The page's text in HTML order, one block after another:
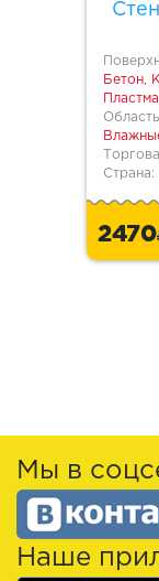
Бетон,
Страна:
Мы в
Наше